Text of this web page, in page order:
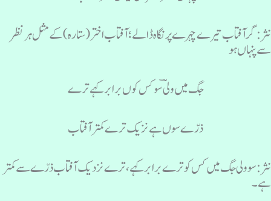
نثر: گر آفتاب تیرے چہرے پر نگاہ ڈالے؛ آفتاب اختر(ستارہ) کے مثل ہر نظر
سے پنہاں ہو
جگ میں ولیؔ سو کس کوں برابر کہے ترے
ذرّےسوں ہے نزیک ترے کمتر آفتاب
نثر: سو ولی جگ میں کس کو ترے برابرکہے، ترے نزدیک آفتاب ذرّےسے کمتر
ہے۔